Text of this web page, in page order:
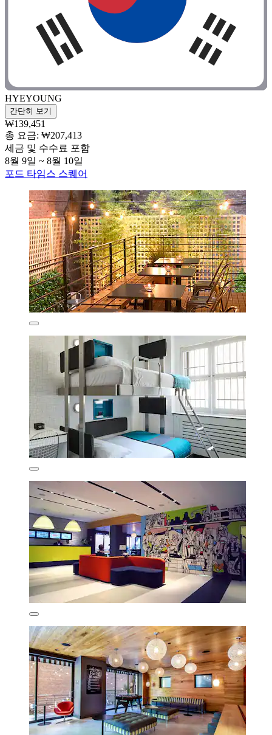
HYEYOUNG
간단히 보기
₩139,451
총 요금: ₩207,413
세금 및 수수료 포함
8월 9일 ~ 8월 10일
포드 타임스 스퀘어